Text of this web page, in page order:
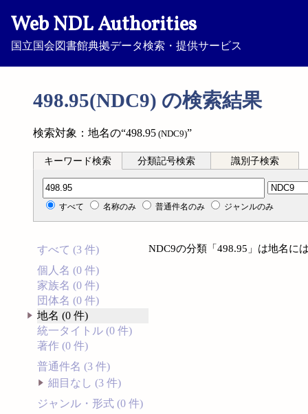
Web NDL Authorities
国立国会図書館典拠データ検索・提供サービス
498.95(NDC9) の検索結果
検索対象：地名の“498.95 (NDC9)”
キーワード検索 分類記号検索 識別子検索
分類記号検索
すべて 名称のみ 普通件名のみ ジャンルのみ
すべて (3 件)
個人名 (0 件)
家族名 (0 件)
団体名 (0 件)
地名 (0 件)
統一タイトル (0 件)
著作 (0 件)
普通件名 (3 件)
細目なし (3 件)
ジャンル・形式 (0 件)
NDC9の分類「498.95」は地名に